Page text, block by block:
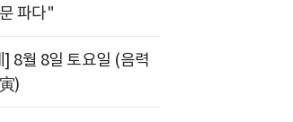
파다"
8월 8일 토요일 (음력
)